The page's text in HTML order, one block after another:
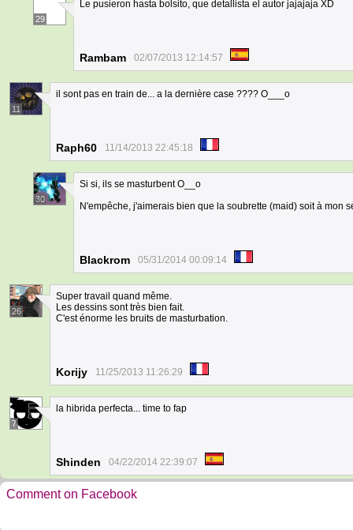
29
Le pusieron hasta bolsito, que detallista el autor jajajaja XD
Rambam 02/07/2013 12:14:57
11
il sont pas en train de... a la dernière case ???? O___o
Raph60 11/14/2013 22:45:18
30
Si si, ils se masturbent O__o
N'empêche, j'aimerais bien que la soubrette (maid) soit à mon
Blackrom 05/31/2014 00:09:14
26
Super travail quand même.
Les dessins sont très bien fait.
C'est énorme les bruits de masturbation.
Korijy 11/25/2013 11:26:29
7
la hibrida perfecta... time to fap
Shinden 04/22/2014 22:39:07
Comment on Facebook